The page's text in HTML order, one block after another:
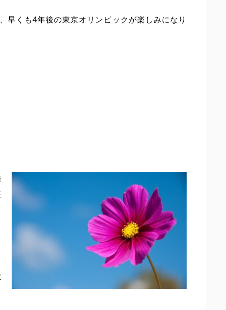
早くも4年後の東京オリンピックが楽しみになり